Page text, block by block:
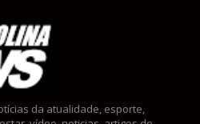
da atualidade, esporte,